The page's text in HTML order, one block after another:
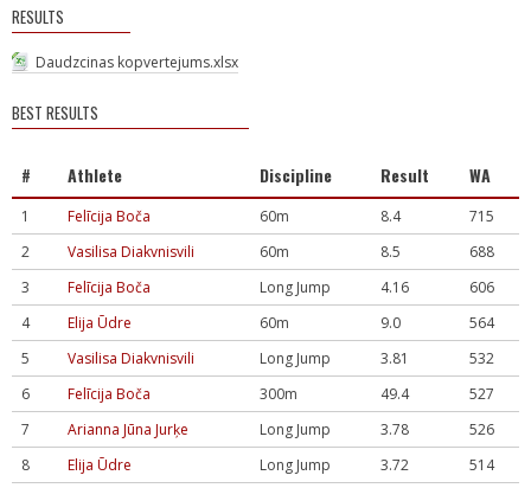
RESULTS
Daudzcinas kopvertejums.xlsx
BEST RESULTS
# Athlete Discipline Result WA
1 Felīcija Boča 60m 8.4
715
2
Vasilisa Diakvnisvili 60m 8.5
688
3
Felīcija Boča Long Jump 4.16
606
4
Elija Ūdre 60m 9.0
564
5
Vasilisa Diakvnisvili Long Jump 3.81
532
6
Felīcija Boča 300m 49.4
527
7
Arianna Jūna Jurķe Long Jump 3.78
526
8
Elija Ūdre Long Jump 3.72
514